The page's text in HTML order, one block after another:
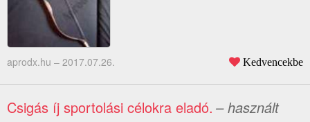
aprodx.hu – 2017.07.26. Kedvencekbe
Csigás íj sportolási célokra eladó. – használt